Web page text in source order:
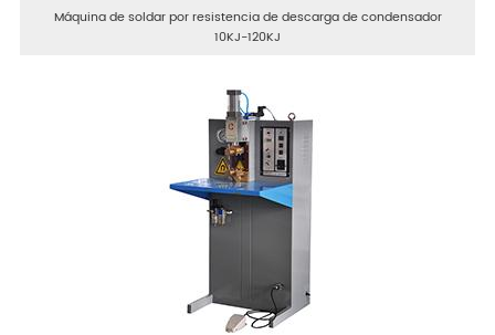
Máquina de soldar por resistencia de descarga de condensador
10KJ-120KJ